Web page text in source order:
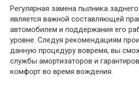
Регулярная замена пылника
является важной составляющей
автомобилем и поддержания его
уровне. Следуя рекомендациям
данную процедуру вовремя, вы
службы амортизаторов и
комфорт во время вождения.